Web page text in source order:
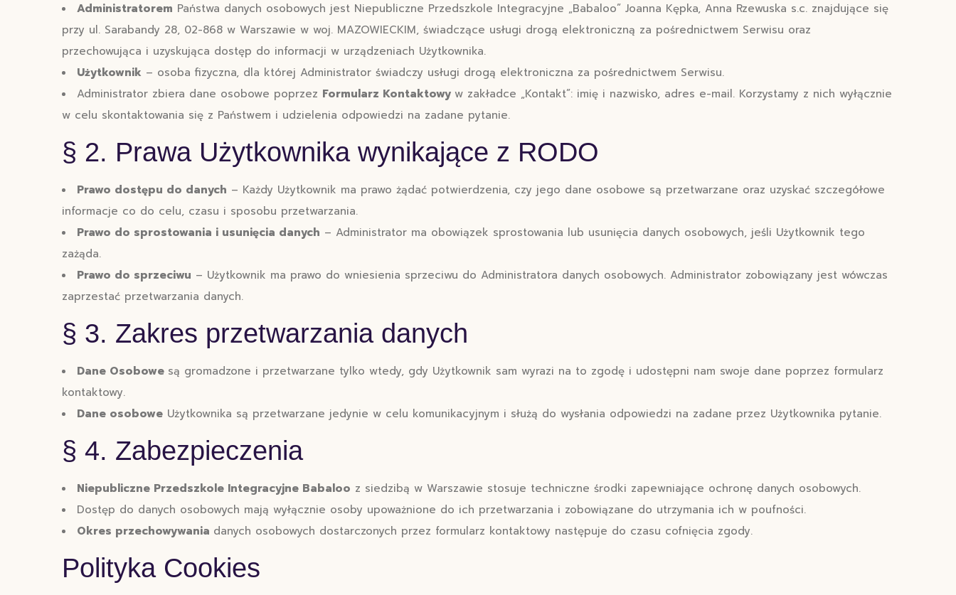
Administratorem Państwa danych osobowych jest Niepubliczne Przedszkole Integracyjne „Babaloo” Joanna Kępka, Anna Rzewuska s.c. znajdujące się
przy ul. Sarabandy 28, 02-868 w Warszawie w woj. MAZOWIECKIM, świadczące usługi drogą elektroniczną za pośrednictwem Serwisu oraz
przechowująca i uzyskująca dostęp do informacji w urządzeniach Użytkownika.
Użytkownik – osoba fizyczna, dla której Administrator świadczy usługi drogą elektroniczna za pośrednictwem Serwisu.
Administrator zbiera dane osobowe poprzez Formularz Kontaktowy w zakładce „Kontakt”: imię i nazwisko, adres e-mail. Korzystamy z nich wyłącznie
w celu skontaktowania się z Państwem i udzielenia odpowiedzi na zadane pytanie.
§ 2. Prawa Użytkownika wynikające z RODO
Prawo dostępu do danych – Każdy Użytkownik ma prawo żądać potwierdzenia, czy jego dane osobowe są przetwarzane oraz uzyskać szczegółowe
informacje co do celu, czasu i sposobu przetwarzania.
Prawo do sprostowania i usunięcia danych – Administrator ma obowiązek sprostowania lub usunięcia danych osobowych, jeśli Użytkownik tego
zażąda.
Prawo do sprzeciwu – Użytkownik ma prawo do wniesienia sprzeciwu do Administratora danych osobowych. Administrator zobowiązany jest wówczas
zaprzestać przetwarzania danych.
§ 3. Zakres przetwarzania danych
Dane Osobowe są gromadzone i przetwarzane tylko wtedy, gdy Użytkownik sam wyrazi na to zgodę i udostępni nam swoje dane poprzez formularz
kontaktowy.
Dane osobowe Użytkownika są przetwarzane jedynie w celu komunikacyjnym i służą do wysłania odpowiedzi na zadane przez Użytkownika pytanie.
§ 4. Zabezpieczenia
Niepubliczne Przedszkole Integracyjne Babaloo z siedzibą w Warszawie stosuje techniczne środki zapewniające ochronę danych osobowych.
Dostęp do danych osobowych mają wyłącznie osoby upoważnione do ich przetwarzania i zobowiązane do utrzymania ich w poufności.
Okres przechowywania danych osobowych dostarczonych przez formularz kontaktowy następuje do czasu cofnięcia zgody.
Polityka Cookies